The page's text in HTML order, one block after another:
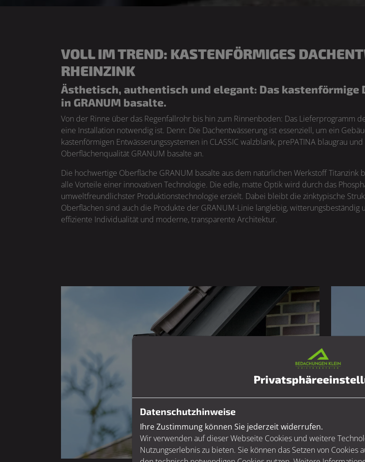
VOLL IM TREND: KASTENFÖRMIGES
RHEINZINK
Ästhetisch, authentisch und elegant: Das kastenförmige
in GRANUM basalte.
Von der Rinne über das Regenfallrohr bis hin zum Rinnenboden: Das Lieferprogramm
eine Installation notwendig ist. Denn: Die Dachentwässerung ist essenziell, um ein
kastenförmigen Entwässerungssystemen in CLASSIC walzblank, prePATINA blaugrau
Oberflächenqualität GRANUM basalte an.
Die hochwertige Oberfläche GRANUM basalte aus dem natürlichen Werkstoff
alle Vorteile einer innovativen Technologie. Die edle, matte Optik wird durch das
umweltfreundlichster Produktionstechnologie erzielt. Dabei bleibt die zinktypische
Oberflächen sind auch die Produkte der GRANUM-Linie langlebig,
effiziente Individualität und moderne, transparente Architektur.
Datenschutzhinweise
Ihre Zustimmung können Sie jederzeit widerrufen.
Wir verwenden auf dieser Webseite Cookies und weitere
Nutzungserlebnis zu bieten. Sie können das Setzen von